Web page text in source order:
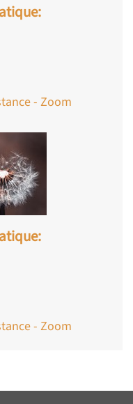
- Zoom
- Zoom